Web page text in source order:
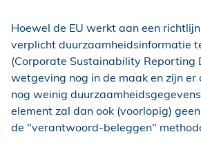
Hoewel de EU werkt aan een
verplicht duurzaamheidsinformatie
(Corporate Sustainability Reporting
wetgeving nog in de maak en zijn er
nog weinig
element zal dan ook (voorlopig)
de "verantwoord-beleggen"